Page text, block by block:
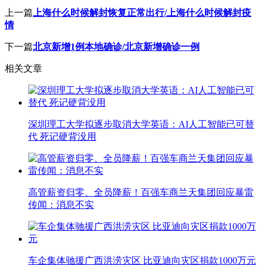
上一篇 上海什么时候解封恢复正常出行/上海什么时候解封疫
情
下一篇北京新增1例本地确诊/北京新增确诊一例
相关文章
深圳理工大学拟逐步取消大学英语：AI人工智能已可替
代 死记硬背没用
高管薪资归零、全员降薪！百强车商兰天集团回应暴雷
传闻：消息不实
车企集体驰援广西洪涝灾区 比亚迪向灾区捐款1000万元